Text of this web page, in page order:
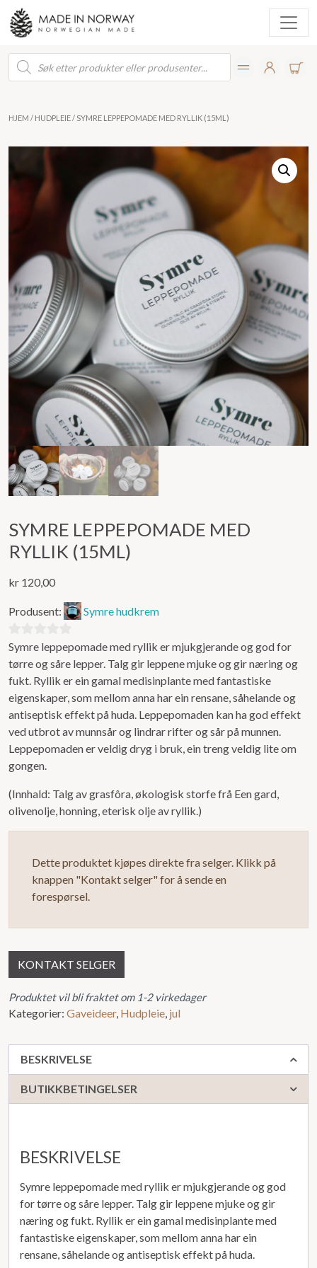
Products
search
HJEM / HUDPLEIE/ SYMRE LEPPEPOMADE MED RYLLIK (15ML)
SYMRE LEPPEPOMADE MED
RYLLIK (15ML)
kr 120,00
Produsent: Symre hudkrem
0
ut
av
5
Symre leppepomade med ryllik er mjukgjerande og god for
tørre og såre lepper. Talg gir leppene mjuke og gir næring og
fukt. Ryllik er ein gamal medisinplante med fantastiske
eigenskaper, som mellom anna har ein rensane, såhelande og
antiseptisk effekt på huda. Leppepomaden kan ha god effekt
ved utbrot av munnsår og lindrar rifter og sår på munnen.
Leppepomaden er veldig dryg i bruk, ein treng veldig lite om
gongen.
(Innhald: Talg av grasfôra, økologisk storfe frå Een gard,
olivenolje, honning, eterisk olje av ryllik.)
Dette produktet kjøpes direkte fra selger. Klikk på
knappen "Kontakt selger" for å sende en
forespørsel.
KONTAKT SELGER
Produktet vil bli fraktet om 1-2 virkedager
Kategorier: Gaveideer, Hudpleie jul
BESKRIVELSE
BUTIKKBETINGELSER
BESKRIVELSE
Symre leppepomade med ryllik er mjukgjerande og god
for tørre og såre lepper. Talg gir leppene mjuke og gir
næring og fukt. Ryllik er ein gamal medisinplante med
fantastiske eigenskaper, som mellom anna har ein
rensane, såhelande og antiseptisk effekt på huda.